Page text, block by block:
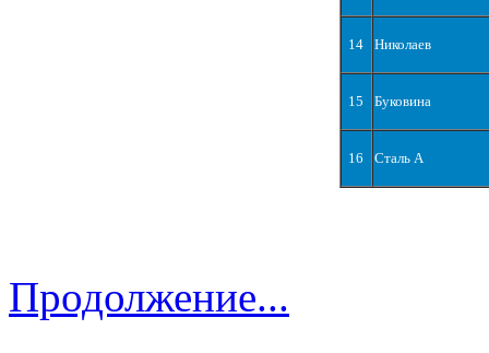
14 Николаев
15 Буковина
16 Сталь А
Продолжение...